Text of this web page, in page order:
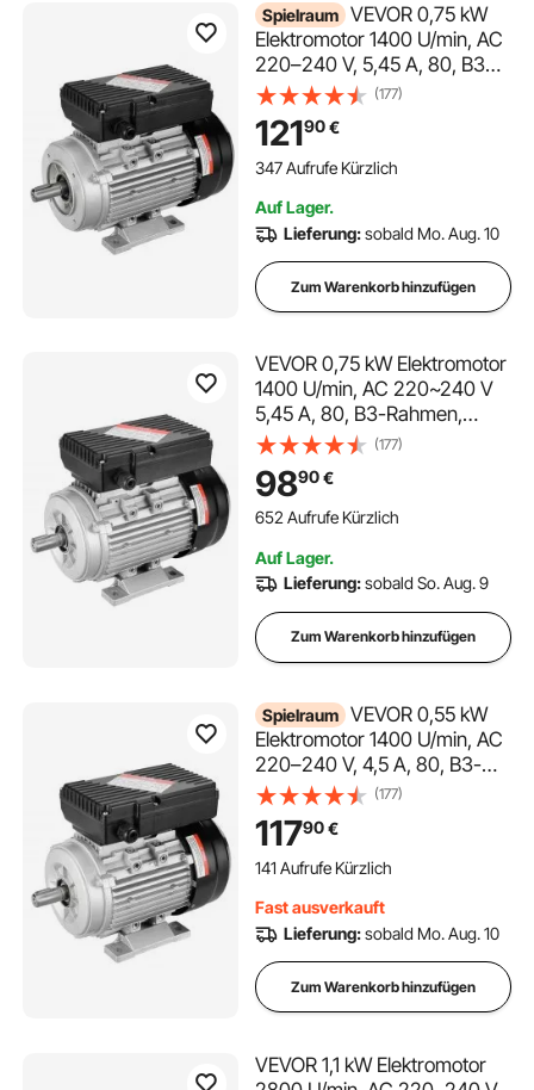
Spielraum VEVOR 0,75 kW
Elektromotor 1400 U/min, AC
220–240 V, 5,45 A, 80, B34-
Rahmen,
Luftkompressormotor
einphasig, 19 mm Keilwelle,
Rechts-/Linkslauf für
Maschinen und allgemeine
Geräte
(177)
12190€
347 Aufrufe Kürzlich
Auf Lager.
Lieferung:sobald Mo. Aug. 10
Zum Warenkorb hinzufügen
VEVOR 0,75 kW Elektromotor
1400 U/min, AC 220~240 V
5,45 A, 80, B3-Rahmen,
Luftkompressormotor
einphasig, 19 mm Keilwelle,
Rechts-/Linkslauf für
landwirtschaftliche
Geräte
(177)
9890€
652 Aufrufe Kürzlich
Auf Lager.
Lieferung:sobald So. Aug. 9
Zum Warenkorb hinzufügen
Spielraum VEVOR 0,55 kW
Elektromotor 1400 U/min, AC
220–240 V, 4,5 A, 80, B3-
Rahmen,
Luftkompressormotor
einphasig, 19 mm Keilwelle,
Rechts-/Linkslauf für
Maschinen und allgemeine
Geräte
(177)
11790€
141 Aufrufe Kürzlich
Fast ausverkauft
Lieferung:sobald Mo. Aug. 10
Zum Warenkorb hinzufügen
VEVOR 1,1 kW Elektromotor